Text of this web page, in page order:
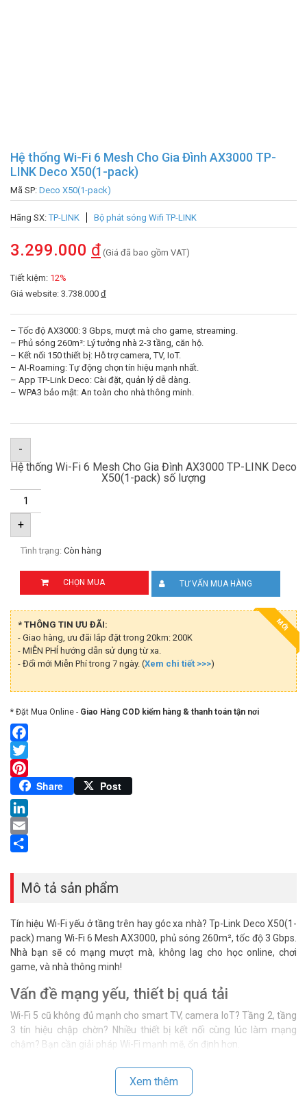
Hệ thống Wi-Fi 6 Mesh Cho Gia Đình AX3000 TP-
LINK Deco X50(1-pack)
Mã SP: Deco X50(1-pack)
Hãng SX:TP-LINK Bộ phát sóng Wifi TP-LINK
3.299.000 đ (Giá đã bao gồm VAT)
Tiết kiệm: 12%
Giá website: 3.738.000 đ
– Tốc độ AX3000: 3 Gbps, mượt mà cho game, streaming.
– Phủ sóng 260m²: Lý tưởng nhà 2-3 tầng, căn hộ.
– Kết nối 150 thiết bị: Hỗ trợ camera, TV, IoT.
– AI-Roaming: Tự động chọn tín hiệu mạnh nhất.
– App TP-Link Deco: Cài đặt, quản lý dễ dàng.
– WPA3 bảo mật: An toàn cho nhà thông minh.
-
Hệ thống Wi-Fi 6 Mesh Cho Gia Đình AX3000 TP-LINK Deco
X50(1-pack) số lượng
+
Tình trạng: Còn hàng
CHỌN MUA TƯ VẤN MUA HÀNG
MỚI
* THÔNG TIN ƯU ĐÃI:
- Giao hàng, ưu đãi lắp đặt trong 20km: 200K
- MIỄN PHÍ hướng dẫn sử dụng từ xa.
- Đổi mới Miễn Phí trong 7 ngày. (Xem chi tiết >>>)
* Đặt Mua Online - Giao Hàng COD kiểm hàng & thanh toán tận nơi
Facebook
Twitter
Pinterest
Share Post
LinkedIn
Email
Mô tả sản phẩm
Tín hiệu Wi-Fi yếu ở tầng trên hay góc xa nhà? Tp-Link Deco X50(1-
pack) mang Wi-Fi 6 Mesh AX3000, phủ sóng 260m², tốc độ 3 Gbps.
Nhà bạn sẽ có mạng mượt mà, không lag cho học online, chơi
game, và nhà thông minh!
Vấn đề mạng yếu, thiết bị quá tải
Wi-Fi 5 cũ không đủ mạnh cho smart TV, camera IoT? Tầng 2, tầng
3 tín hiệu chập chờn? Nhiều thiết bị kết nối cùng lúc làm mạng
chậm? Bạn cần giải pháp Wi-Fi mạnh mẽ, ổn định hơn.
Kết nối kém gây phiền hà
Mạng lag làm gián đoạn họp Zoom, game online bị giật. Robot hút
Xem thêm